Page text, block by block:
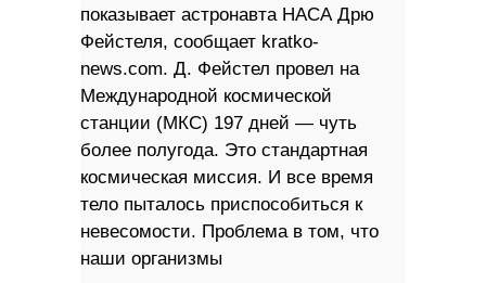
показывает астронавта НАСА Дрю
Фейстеля, сообщает kratko-
news.com. Д. Фейстел провел на
Международной космической
станции (МКС) 197 дней — чуть
более полугода. Это стандартная
космическая миссия. И все время
тело пыталось приспособиться к
невесомости. Проблема в том, что
наши организмы